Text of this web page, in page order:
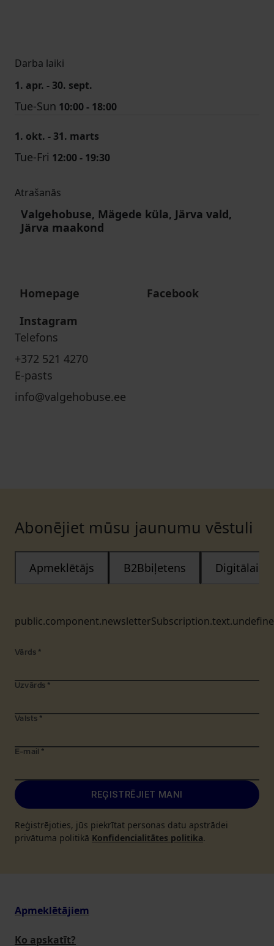
Darba laiki
1. apr. - 30. sept.
Tue-Sun 10:00 - 18:00
1. okt. - 31. marts
Tue-Fri 12:00 - 19:30
Atrašanās
Valgehobuse, Mägede küla, Järva vald,
Järva maakond
Homepage
Facebook
Instagram
Telefons
+372 521 4270
E-pasts
info@valgehobuse.ee
Abonējiet mūsu jaunumu vēstuli
Apmeklētājs B2Bbiļetens Digitālais
Vārds *
Uzvārds *
Valsts *
E-mail *
REĢISTRĒJIET MANI
Reģistrējoties, jūs piekrītat personas datu apstrādei
privātuma politikā Konfidencialitātes politika.
Apmeklētājiem
Ko apskatīt?